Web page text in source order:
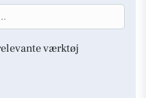
værktøj